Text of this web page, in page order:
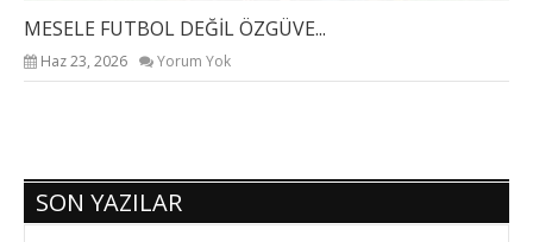
MESELE FUTBOL DEĞİL ÖZGÜVE...
Haz 23, 2026 Yorum Yok
SON YAZILAR